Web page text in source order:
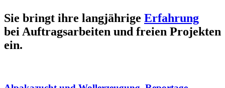
Sie bringt ihre langjährige Erfahrung
bei Auftragsarbeiten und freien Projekten
ein.